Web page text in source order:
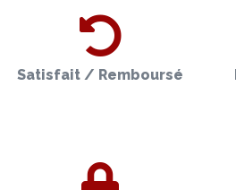
Satisfait / Remboursé